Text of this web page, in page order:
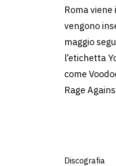
Roma
vengono
maggio
l’etichetta
come
Rage
Discografia